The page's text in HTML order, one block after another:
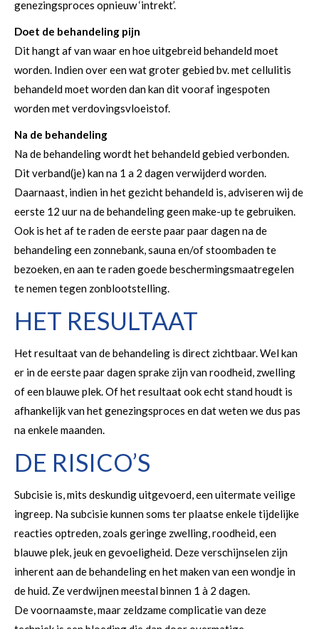
genezingsproces opnieuw ‘intrekt’.
Doet de behandeling pijn
Dit hangt af van waar en hoe uitgebreid behandeld moet
worden. Indien over een wat groter gebied bv. met cellulitis
behandeld moet worden dan kan dit vooraf ingespoten
worden met verdovingsvloeistof.
Na de behandeling
Na de behandeling wordt het behandeld gebied verbonden.
Dit verband(je) kan na 1 a 2 dagen verwijderd worden.
Daarnaast, indien in het gezicht behandeld is, adviseren wij de
eerste 12 uur na de behandeling geen make-up te gebruiken.
Ook is het af te raden de eerste paar paar dagen na de
behandeling een zonnebank, sauna en/of stoombaden te
bezoeken, en aan te raden goede beschermingsmaatregelen
te nemen tegen zonblootstelling.
HET RESULTAAT
Het resultaat van de behandeling is direct zichtbaar. Wel kan
er in de eerste paar dagen sprake zijn van roodheid, zwelling
of een blauwe plek. Of het resultaat ook echt stand houdt is
afhankelijk van het genezingsproces en dat weten we dus pas
na enkele maanden.
DE RISICO’S
Subcisie is, mits deskundig uitgevoerd, een uitermate veilige
ingreep. Na subcisie kunnen soms ter plaatse enkele tijdelijke
reacties optreden, zoals geringe zwelling, roodheid, een
blauwe plek, jeuk en gevoeligheid. Deze verschijnselen zijn
inherent aan de behandeling en het maken van een wondje in
de huid. Ze verdwijnen meestal binnen 1 à 2 dagen.
De voornaamste, maar zeldzame complicatie van deze